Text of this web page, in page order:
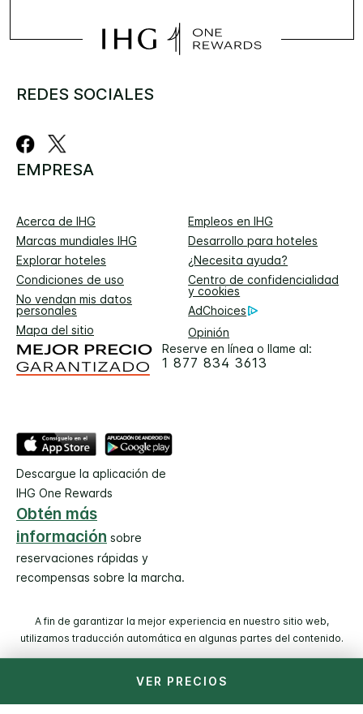
VER PRECIOS
REDES SOCIALES
EMPRESA
Acerca de IHG
Empleos en IHG
Marcas mundiales IHG
Desarrollo para hoteles
Explorar hoteles
¿Necesita ayuda?
Condiciones de uso
Centro de confidencialidad
y cookies
No vendan mis datos
personales
AdChoices
Mapa del sitio
Opinión
Reserve en línea o llame al:
1 877 834 3613
Descargue la aplicación de
IHG One Rewards
Obtén más
información sobre
reservaciones rápidas y
recompensas sobre la marcha.
A fin de garantizar la mejor experiencia en nuestro sitio web,
utilizamos traducción automática en algunas partes del contenido.
© 2026 IHG. Todos los derechos reservados. La mayoría de